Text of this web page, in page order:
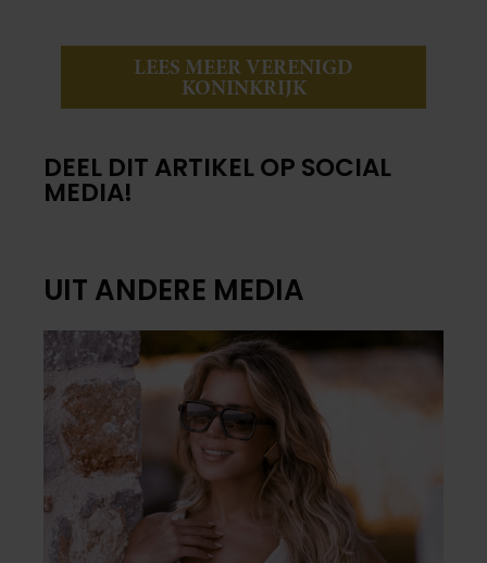
LEES MEER VERENIGD
KONINKRIJK
DEEL DIT ARTIKEL OP SOCIAL
MEDIA!
UIT ANDERE MEDIA